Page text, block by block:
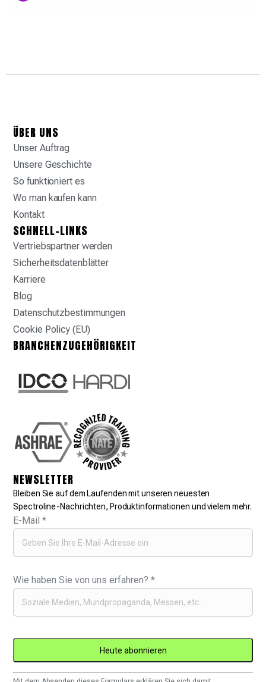
ÜBER UNS
Unser Auftrag
Unsere Geschichte
So funktioniert es
Wo man kaufen kann
Kontakt
SCHNELL-LINKS
Vertriebspartner werden
Sicherheitsdatenblätter
Karriere
Blog
Datenschutzbestimmungen
Cookie Policy (EU)
BRANCHENZUGEHÖRIGKEIT
NEWSLETTER
Bleiben Sie auf dem Laufenden mit unseren neuesten
Spectroline-Nachrichten, Produktinformationen und vielem mehr.
E-Mail*
Wie haben Sie von uns erfahren?*
Constant